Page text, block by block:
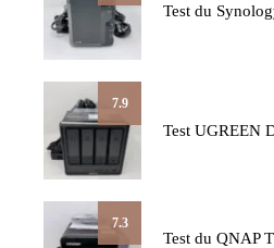
Test du
7.9
Test UGREEN
7.3
Test du QNAP